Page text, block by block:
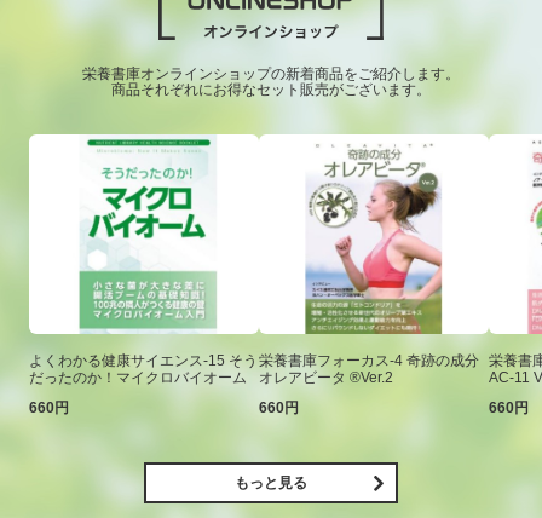
栄養書庫オンラインショップの新着商品をご紹介します。
商品それぞれにお得なセット販売がございます。
よくわかる健康サイエンス-15 そう
だったのか！マイクロバイオーム
660円
栄養書庫フォーカス-4 奇跡の成分
オレアビータ ®Ver.2
660円
栄養書
AC-11
660円
もっと見る